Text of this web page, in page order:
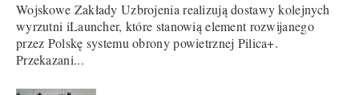
Wojskowe Zakłady Uzbrojenia realizują dostawy kolejnych
wyrzutni iLauncher, które stanowią element rozwijanego
przez Polskę systemu obrony powietrznej Pilica+.
Przekazani...